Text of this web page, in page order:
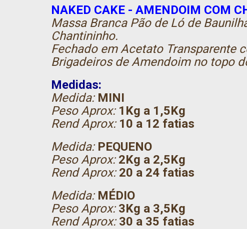
NAKED CAKE - AMENDOIM COM
Massa Branca Pão de Ló de
Chantininho.
Fechado em Acetato Transparente
Brigadeiros de Amendoim no topo
Medidas:
Medida: MINI
Peso Aprox: 1Kg a 1,5Kg
Rend Aprox: 10 a 12 fatias
Medida: PEQUENO
Peso Aprox: 2Kg a 2,5Kg
Rend Aprox: 20 a 24 fatias
Medida: MÉDIO
Peso Aprox: 3Kg a 3,5Kg
Rend Aprox: 30 a 35 fatias